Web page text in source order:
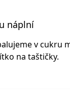
náplní
v cukru
na taštičky.